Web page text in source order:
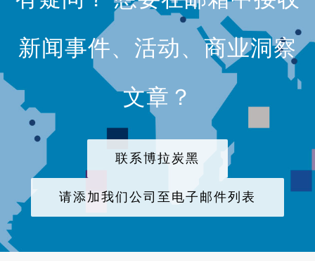
新闻事件、活动、商业洞察
文章？
联系博拉炭黑
请添加我们公司至电子邮件列表